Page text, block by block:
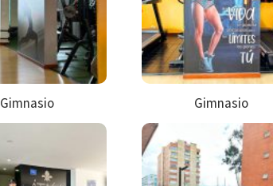
Gimnasio Gimnasio